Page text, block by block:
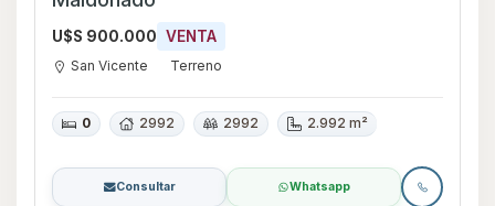
U$S 900.000 VENTA
San Vicente Terreno
0 2992 2992 2.992 m²
Consultar Whatsapp